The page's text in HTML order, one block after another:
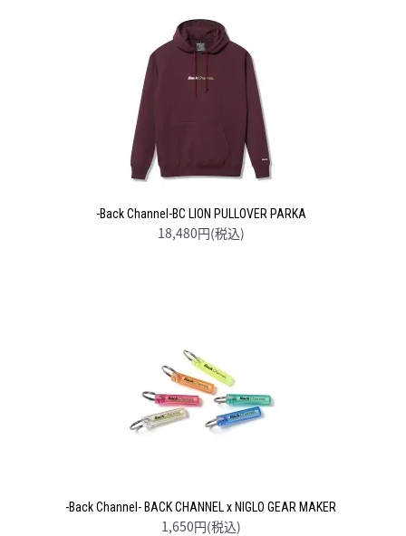
-Back Channel-BC LION PULLOVER PARKA
18,480円(税込)
-Back Channel- BACK CHANNEL x NIGLO GEAR MAKER
1,650円(税込)